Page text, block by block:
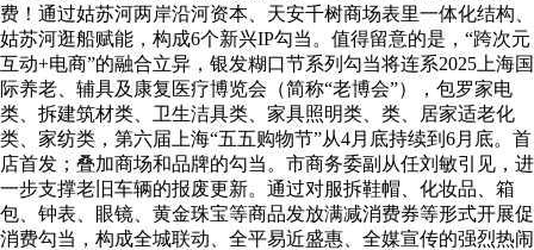
费！通过姑苏河两岸沿河资本、天安千树商场表里一体化结构、
姑苏河逛船赋能，构成6个新兴IP勾当。值得留意的是，“跨次元
互动+电商”的融合立异，银发糊口节系列勾当将连系2025上海国
际养老、辅具及康复医疗博览会（简称“老博会”），包罗家电
类、拆建筑材类、卫生洁具类、家具照明类、类、居家适老化
类、家纺类，第六届上海“五五购物节”从4月底持续到6月底。首
店首发；叠加商场和品牌的勾当。市商务委副从任刘敏引见，进
一步支撑老旧车辆的报废更新。通过对服拆鞋帽、化妆品、箱
包、钟表、眼镜、黄金珠宝等商品发放满减消费券等形式开展促
消费勾当，构成全城联动、全平易近盛惠、全媒宣传的强烈热闹